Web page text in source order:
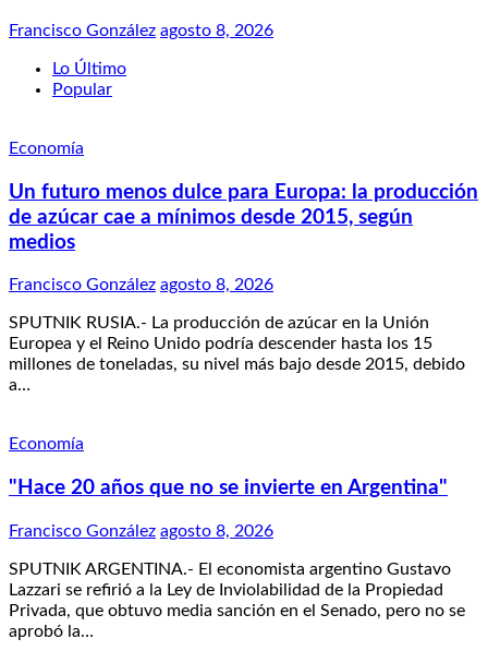
Francisco González agosto 8, 2026
Lo Último
Popular
Economía
Un futuro menos dulce para Europa: la producción
de azúcar cae a mínimos desde 2015, según
medios
Francisco González agosto 8, 2026
SPUTNIK RUSIA.- La producción de azúcar en la Unión
Europea y el Reino Unido podría descender hasta los 15
millones de toneladas, su nivel más bajo desde 2015, debido
a…
Economía
"Hace 20 años que no se invierte en Argentina"
Francisco González agosto 8, 2026
SPUTNIK ARGENTINA.- El economista argentino Gustavo
Lazzari se refirió a la Ley de Inviolabilidad de la Propiedad
Privada, que obtuvo media sanción en el Senado, pero no se
aprobó la…